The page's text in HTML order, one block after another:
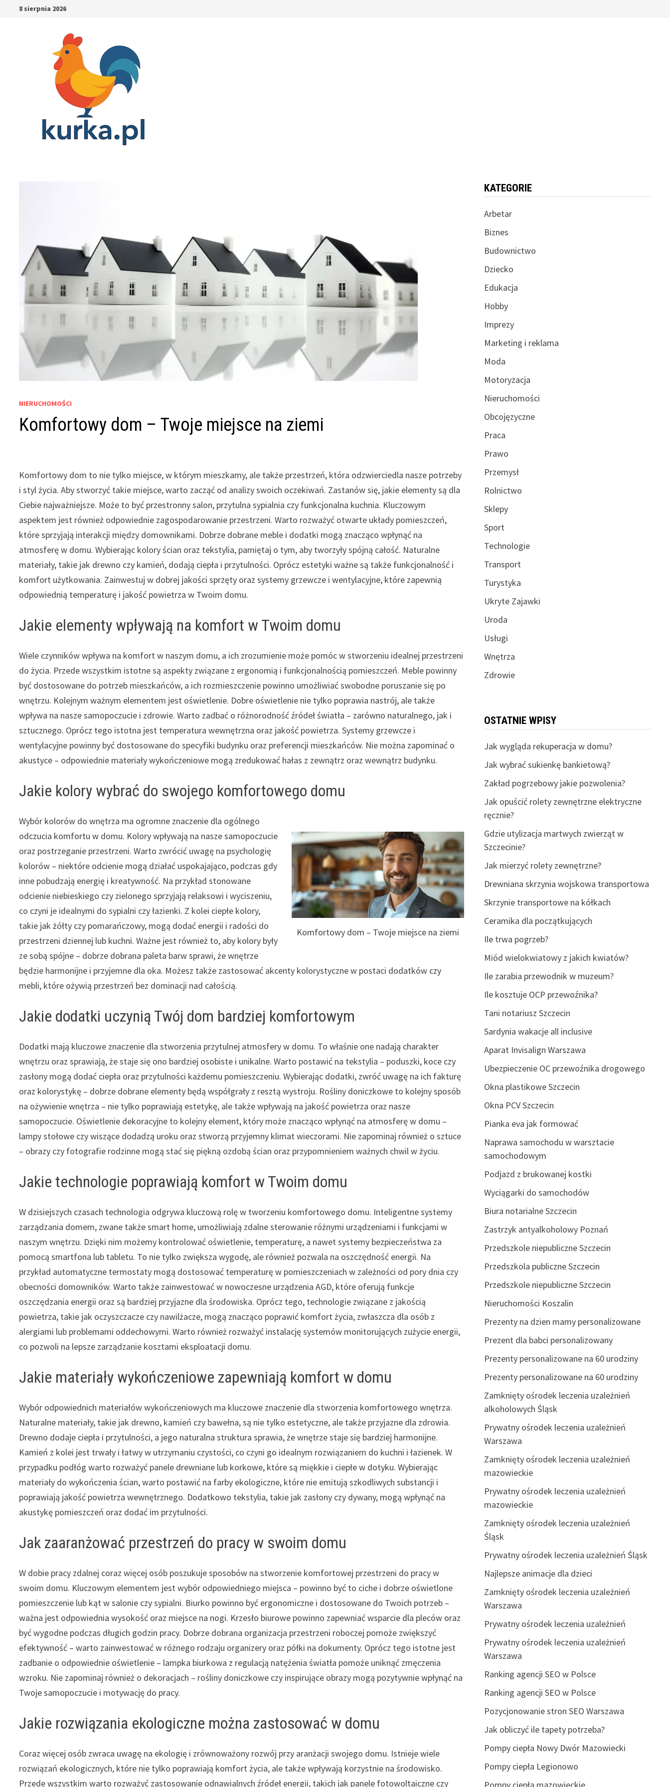
8 sierpnia 2026
NIERUCHOMOŚCI
Komfortowy dom – Twoje miejsce na ziemi
Komfortowy dom to nie tylko miejsce, w którym mieszkamy, ale także przestrzeń, która odzwierciedla nasze potrzeby
i styl życia. Aby stworzyć takie miejsce, warto zacząć od analizy swoich oczekiwań. Zastanów się, jakie elementy są dla
Ciebie najważniejsze. Może to być przestronny salon, przytulna sypialnia czy funkcjonalna kuchnia. Kluczowym
aspektem jest również odpowiednie zagospodarowanie przestrzeni. Warto rozważyć otwarte układy pomieszczeń,
które sprzyjają interakcji między domownikami. Dobrze dobrane meble i dodatki mogą znacząco wpłynąć na
atmosferę w domu. Wybierając kolory ścian oraz tekstylia, pamiętaj o tym, aby tworzyły spójną całość. Naturalne
materiały, takie jak drewno czy kamień, dodają ciepła i przytulności. Oprócz estetyki ważne są także funkcjonalność i
komfort użytkowania. Zainwestuj w dobrej jakości sprzęty oraz systemy grzewcze i wentylacyjne, które zapewnią
odpowiednią temperaturę i jakość powietrza w Twoim domu.
Jakie elementy wpływają na komfort w Twoim domu
Wiele czynników wpływa na komfort w naszym domu, a ich zrozumienie może pomóc w stworzeniu idealnej przestrzeni
do życia. Przede wszystkim istotne są aspekty związane z ergonomią i funkcjonalnością pomieszczeń. Meble powinny
być dostosowane do potrzeb mieszkańców, a ich rozmieszczenie powinno umożliwiać swobodne poruszanie się po
wnętrzu. Kolejnym ważnym elementem jest oświetlenie. Dobre oświetlenie nie tylko poprawia nastrój, ale także
wpływa na nasze samopoczucie i zdrowie. Warto zadbać o różnorodność źródeł światła – zarówno naturalnego, jak i
sztucznego. Oprócz tego istotna jest temperatura wewnętrzna oraz jakość powietrza. Systemy grzewcze i
wentylacyjne powinny być dostosowane do specyfiki budynku oraz preferencji mieszkańców. Nie można zapominać o
akustyce – odpowiednie materiały wykończeniowe mogą zredukować hałas z zewnątrz oraz wewnątrz budynku.
Jakie kolory wybrać do swojego komfortowego domu
Komfortowy dom – Twoje miejsce na ziemi
Wybór kolorów do wnętrza ma ogromne znaczenie dla ogólnego
odczucia komfortu w domu. Kolory wpływają na nasze samopoczucie
oraz postrzeganie przestrzeni. Warto zwrócić uwagę na psychologię
kolorów – niektóre odcienie mogą działać uspokajająco, podczas gdy
inne pobudzają energię i kreatywność. Na przykład stonowane
odcienie niebieskiego czy zielonego sprzyjają relaksowi i wyciszeniu,
co czyni je idealnymi do sypialni czy łazienki. Z kolei ciepłe kolory,
takie jak żółty czy pomarańczowy, mogą dodać energii i radości do
przestrzeni dziennej lub kuchni. Ważne jest również to, aby kolory były
ze sobą spójne – dobrze dobrana paleta barw sprawi, że wnętrze
będzie harmonijne i przyjemne dla oka. Możesz także zastosować akcenty kolorystyczne w postaci dodatków czy
mebli, które ożywią przestrzeń bez dominacji nad całością.
Jakie dodatki uczynią Twój dom bardziej komfortowym
Dodatki mają kluczowe znaczenie dla stworzenia przytulnej atmosfery w domu. To właśnie one nadają charakter
wnętrzu oraz sprawiają, że staje się ono bardziej osobiste i unikalne. Warto postawić na tekstylia – poduszki, koce czy
zasłony mogą dodać ciepła oraz przytulności każdemu pomieszczeniu. Wybierając dodatki, zwróć uwagę na ich fakturę
oraz kolorystykę – dobrze dobrane elementy będą współgrały z resztą wystroju. Rośliny doniczkowe to kolejny sposób
na ożywienie wnętrza – nie tylko poprawiają estetykę, ale także wpływają na jakość powietrza oraz nasze
samopoczucie. Oświetlenie dekoracyjne to kolejny element, który może znacząco wpłynąć na atmosferę w domu –
lampy stołowe czy wiszące dodadzą uroku oraz stworzą przyjemny klimat wieczorami. Nie zapominaj również o sztuce
– obrazy czy fotografie rodzinne mogą stać się piękną ozdobą ścian oraz przypomnieniem ważnych chwil w życiu.
Jakie technologie poprawiają komfort w Twoim domu
W dzisiejszych czasach technologia odgrywa kluczową rolę w tworzeniu komfortowego domu. Inteligentne systemy
zarządzania domem, zwane także smart home, umożliwiają zdalne sterowanie różnymi urządzeniami i funkcjami w
naszym wnętrzu. Dzięki nim możemy kontrolować oświetlenie, temperaturę, a nawet systemy bezpieczeństwa za
pomocą smartfona lub tabletu. To nie tylko zwiększa wygodę, ale również pozwala na oszczędność energii. Na
przykład automatyczne termostaty mogą dostosować temperaturę w pomieszczeniach w zależności od pory dnia czy
obecności domowników. Warto także zainwestować w nowoczesne urządzenia AGD, które oferują funkcje
oszczędzania energii oraz są bardziej przyjazne dla środowiska. Oprócz tego, technologie związane z jakością
powietrza, takie jak oczyszczacze czy nawilżacze, mogą znacząco poprawić komfort życia, zwłaszcza dla osób z
alergiami lub problemami oddechowymi. Warto również rozważyć instalację systemów monitorujących zużycie energii,
co pozwoli na lepsze zarządzanie kosztami eksploatacji domu.
Jakie materiały wykończeniowe zapewniają komfort w domu
Wybór odpowiednich materiałów wykończeniowych ma kluczowe znaczenie dla stworzenia komfortowego wnętrza.
Naturalne materiały, takie jak drewno, kamień czy bawełna, są nie tylko estetyczne, ale także przyjazne dla zdrowia.
Drewno dodaje ciepła i przytulności, a jego naturalna struktura sprawia, że wnętrze staje się bardziej harmonijne.
Kamień z kolei jest trwały i łatwy w utrzymaniu czystości, co czyni go idealnym rozwiązaniem do kuchni i łazienek. W
przypadku podłóg warto rozważyć panele drewniane lub korkowe, które są miękkie i ciepłe w dotyku. Wybierając
materiały do wykończenia ścian, warto postawić na farby ekologiczne, które nie emitują szkodliwych substancji i
poprawiają jakość powietrza wewnętrznego. Dodatkowo tekstylia, takie jak zasłony czy dywany, mogą wpłynąć na
akustykę pomieszczeń oraz dodać im przytulności.
Jak zaaranżować przestrzeń do pracy w swoim domu
W dobie pracy zdalnej coraz więcej osób poszukuje sposobów na stworzenie komfortowej przestrzeni do pracy w
swoim domu. Kluczowym elementem jest wybór odpowiedniego miejsca – powinno być to ciche i dobrze oświetlone
pomieszczenie lub kąt w salonie czy sypialni. Biurko powinno być ergonomiczne i dostosowane do Twoich potrzeb –
ważna jest odpowiednia wysokość oraz miejsce na nogi. Krzesło biurowe powinno zapewniać wsparcie dla pleców oraz
być wygodne podczas długich godzin pracy. Dobrze dobrana organizacja przestrzeni roboczej pomoże zwiększyć
efektywność – warto zainwestować w różnego rodzaju organizery oraz półki na dokumenty. Oprócz tego istotne jest
zadbanie o odpowiednie oświetlenie – lampka biurkowa z regulacją natężenia światła pomoże uniknąć zmęczenia
wzroku. Nie zapominaj również o dekoracjach – rośliny doniczkowe czy inspirujące obrazy mogą pozytywnie wpłynąć na
Twoje samopoczucie i motywację do pracy.
Jakie rozwiązania ekologiczne można zastosować w domu
Coraz więcej osób zwraca uwagę na ekologię i zrównoważony rozwój przy aranżacji swojego domu. Istnieje wiele
rozwiązań ekologicznych, które nie tylko poprawiają komfort życia, ale także wpływają korzystnie na środowisko.
Przede wszystkim warto rozważyć zastosowanie odnawialnych źródeł energii, takich jak panele fotowoltaiczne czy
KATEGORIE
Arbetar
Biznes
Budownictwo
Dziecko
Edukacja
Hobby
Imprezy
Marketing i reklama
Moda
Motoryzacja
Nieruchomości
Obcojęzyczne
Praca
Prawo
Przemysł
Rolnictwo
Sklepy
Sport
Technologie
Transport
Turystyka
Ukryte Zajawki
Uroda
Usługi
Wnętrza
Zdrowie
OSTATNIE WPISY
Jak wygląda rekuperacja w domu?
Jak wybrać sukienkę bankietową?
Zakład pogrzebowy jakie pozwolenia?
Jak opuścić rolety zewnętrzne elektryczne
ręcznie?
Gdzie utylizacja martwych zwierząt w
Szczecinie?
Jak mierzyć rolety zewnętrzne?
Drewniana skrzynia wojskowa transportowa
Skrzynie transportowe na kółkach
Ceramika dla początkujących
Ile trwa pogrzeb?
Miód wielokwiatowy z jakich kwiatów?
Ile zarabia przewodnik w muzeum?
Ile kosztuje OCP przewoźnika?
Tani notariusz Szczecin
Sardynia wakacje all inclusive
Aparat Invisalign Warszawa
Ubezpieczenie OC przewoźnika drogowego
Okna plastikowe Szczecin
Okna PCV Szczecin
Pianka eva jak formować
Naprawa samochodu w warsztacie
samochodowym
Podjazd z brukowanej kostki
Wyciągarki do samochodów
Biura notarialne Szczecin
Zastrzyk antyalkoholowy Poznań
Przedszkole niepubliczne Szczecin
Przedszkola publiczne Szczecin
Przedszkole niepubliczne Szczecin
Nieruchomości Koszalin
Prezenty na dzien mamy personalizowane
Prezent dla babci personalizowany
Prezenty personalizowane na 60 urodziny
Prezenty personalizowane na 60 urodziny
Zamknięty ośrodek leczenia uzależnień
alkoholowych Śląsk
Prywatny ośrodek leczenia uzależnień
Warszawa
Zamknięty ośrodek leczenia uzależnień
mazowieckie
Prywatny ośrodek leczenia uzależnień
mazowieckie
Zamknięty ośrodek leczenia uzależnień
Śląsk
Prywatny ośrodek leczenia uzależnień Śląsk
Najlepsze animacje dla dzieci
Zamknięty ośrodek leczenia uzależnień
Warszawa
Prywatny ośrodek leczenia uzależnień
Prywatny ośrodek leczenia uzależnień
Warszawa
Ranking agencji SEO w Polsce
Ranking agencji SEO w Polsce
Pozycjonowanie stron SEO Warszawa
Jak obliczyć ile tapety potrzeba?
Pompy ciepła Nowy Dwór Mazowiecki
Pompy ciepła Legionowo